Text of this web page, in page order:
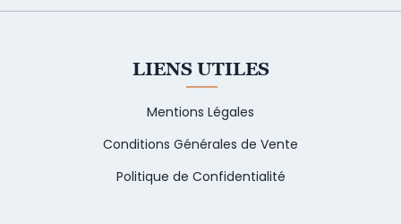
LIENS UTILES
Mentions Légales
Conditions Générales de Vente
Politique de Confidentialité